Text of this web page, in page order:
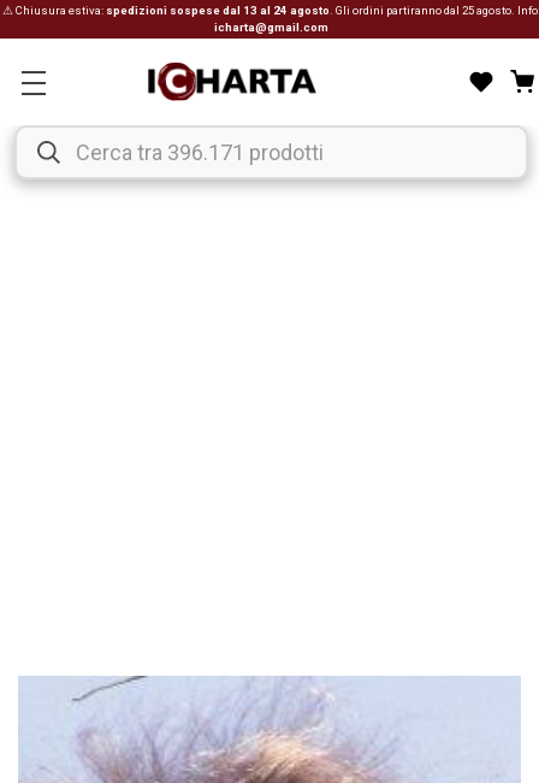
⚠ Chiusura estiva: spedizioni sospese dal 13 al 24 agosto . Gli ordini partiranno dal 25 agosto. Info:
icharta@gmail.com